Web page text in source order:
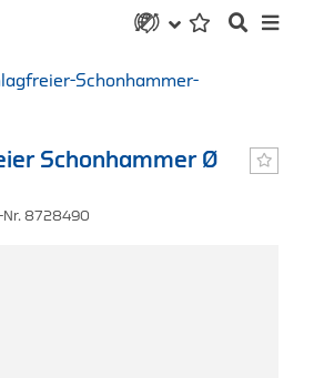
Schonhammer-
Schonhammer Ø
Nr. 8728490